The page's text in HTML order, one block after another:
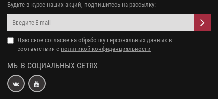
Будьте в курсе наших акций, подпишитесь на рассылку:
Даю свое согласие на обработку персональных данных в
соответствии с политикой конфиденциальности
МЫ В СОЦИАЛЬНЫХ СЕТЯХ